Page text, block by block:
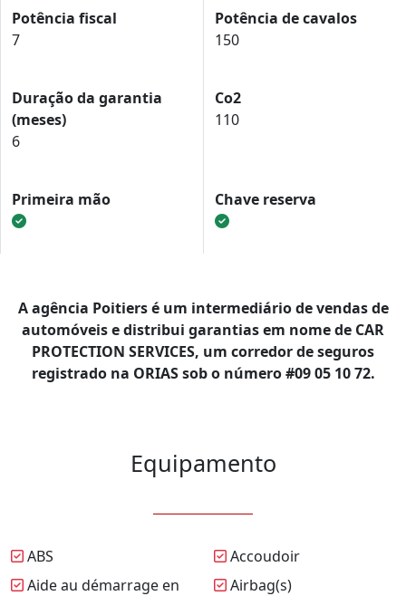
Potência fiscal
7
Potência de cavalos
150
Duração da garantia
(meses)
6
Co2
110
Primeira mão Chave reserva
A agência Poitiers é um intermediário de vendas de
automóveis e distribui garantias em nome de CAR
PROTECTION SERVICES, um corredor de seguros
registrado na ORIAS sob o número #09 05 10 72.
Equipamento
ABS
Accoudoir
Aide au démarrage en
Airbag(s)